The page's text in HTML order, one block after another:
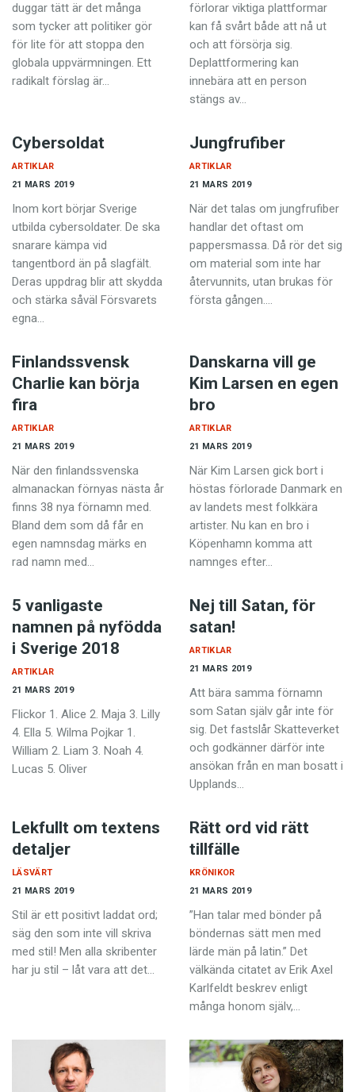
duggar tätt är det många
som tycker att politiker gör
för lite för att stoppa den
globala uppvärmningen. Ett
radikalt förslag är…
förlorar viktiga plattformar
kan få svårt både att nå ut
och att försörja sig.
Deplattformering kan
innebära att en person
stängs av…
Cybersoldat
21 MARS 2019
ARTIKLAR
Inom kort börjar Sverige
utbilda cybersoldater. De ska
snarare kämpa vid
tangentbord än på slagfält.
Deras uppdrag blir att skydda
och stärka såväl Försvarets
egna…
Jungfrufiber
21 MARS 2019
ARTIKLAR
När det talas om jungfrufiber
handlar det oftast om
pappersmassa. Då rör det sig
om material som inte har
återvunnits, utan brukas för
första gången.…
Finlandssvensk
Charlie kan börja
fira
21 MARS 2019
ARTIKLAR
När den finlandssvenska
almanackan förnyas nästa år
finns 38 nya förnamn med.
Bland dem som då får en
egen namnsdag märks en
rad namn med…
Danskarna vill ge
Kim Larsen en egen
bro
21 MARS 2019
ARTIKLAR
När Kim Larsen gick bort i
höstas förlorade Danmark en
av landets mest folkkära
artister. Nu kan en bro i
Köpenhamn komma att
namnges efter…
5 vanligaste
namnen på nyfödda
i Sverige 2018
21 MARS 2019
ARTIKLAR
Flickor 1. Alice 2. Maja 3. Lilly
4. Ella 5. Wilma Pojkar 1.
William 2. Liam 3. Noah 4.
Lucas 5. Oliver
Nej till Satan, för
satan!
21 MARS 2019
ARTIKLAR
Att bära samma förnamn
som Satan själv går inte för
sig. Det fastslår Skatteverket
och godkänner därför inte
ansökan från en man bosatt i
Upplands…
Lekfullt om textens
detaljer
21 MARS 2019
LÄSVÄRT
Stil är ett positivt laddat ord;
säg den som inte vill skriva
med stil! Men alla skribenter
har ju stil – låt vara att det…
Rätt ord vid rätt
tillfälle
21 MARS 2019
KRÖNIKOR
”Han talar med bönder på
böndernas sätt men med
lärde män på latin.” Det
välkända citatet av Erik Axel
Karlfeldt beskrev enligt
många honom själv,…